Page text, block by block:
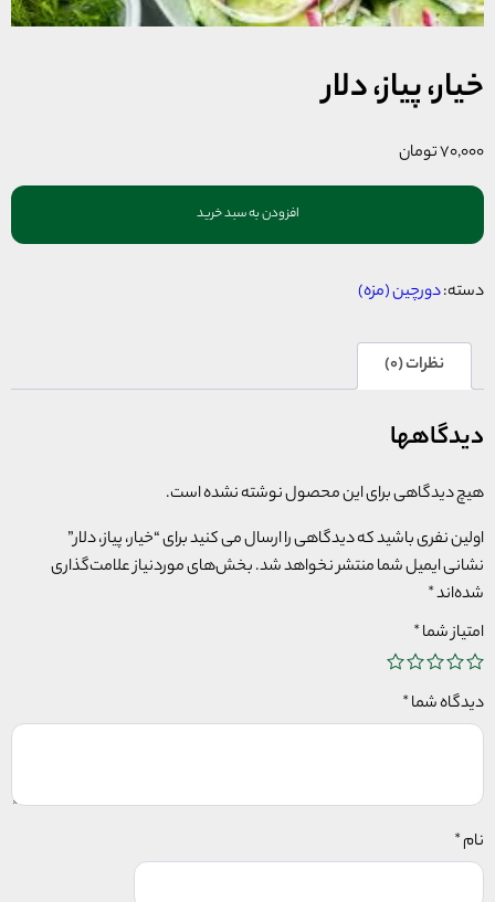
خیار، پیاز، دلار
۷۰,۰۰۰تومان
افزودن به سبد خرید
دسته:دورچین (مزه)
نظرات (0)
دیدگاهها
هیچ دیدگاهی برای این محصول نوشته نشده است.
اولین نفری باشید که دیدگاهی را ارسال می کنید برای “خیار، پیاز، دلار”
نشانی ایمیل شما منتشر نخواهد شد.بخش‌های موردنیاز علامت‌گذاری
شده‌اند*
امتیاز شما*
دیدگاه شما*
نام*